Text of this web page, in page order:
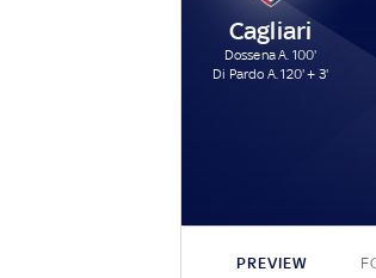
Cagliari
Dossena A. 100'
Di Pardo A. 120' + 3'
PREVIEW